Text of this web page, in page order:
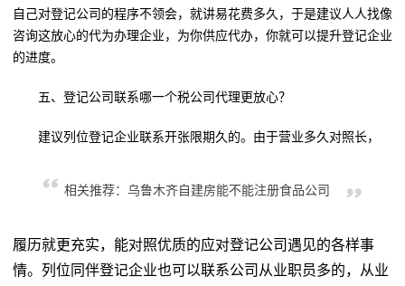
自己对登记公司的程序不领会，就讲易花费多久，于是建议人人找像
咨询这放心的代为办理企业，为你供应代办，你就可以提升登记企业
的进度。
五、登记公司联系哪一个税公司代理更放心？
建议列位登记企业联系开张限期久的。由于营业多久对照长，
相关推荐：乌鲁木齐自建房能不能注册食品公司
履历就更充实，能对照优质的应对登记公司遇见的各样事
情。列位同伴登记企业也可以联系公司从业职员多的，从业